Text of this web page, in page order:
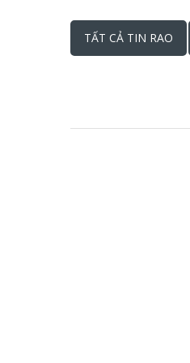
TẤT CẢ TIN RAO